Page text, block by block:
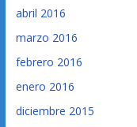
abril 2016
marzo 2016
febrero 2016
enero 2016
diciembre 2015